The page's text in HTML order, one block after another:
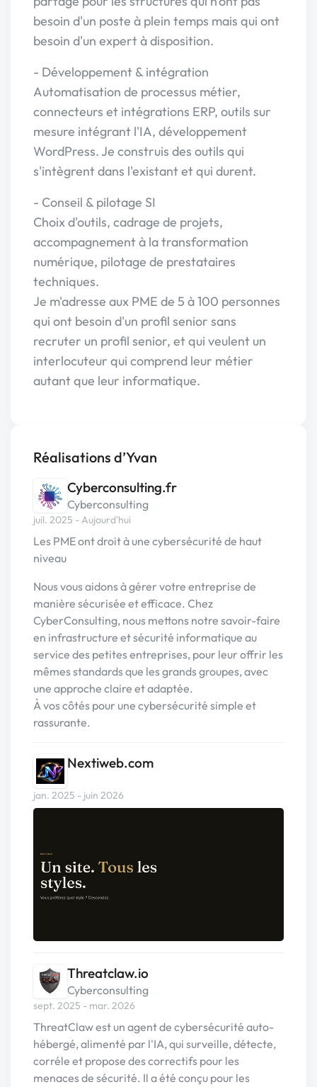
besoin d'un poste à plein temps mais qui ont
besoin d'un expert à disposition.
- Développement & intégration
Automatisation de processus métier,
connecteurs et intégrations ERP, outils sur
mesure intégrant l'IA, développement
WordPress. Je construis des outils qui
s'intègrent dans l'existant et qui durent.
- Conseil & pilotage SI
Choix d'outils, cadrage de projets,
accompagnement à la transformation
numérique, pilotage de prestataires
techniques.
Je m'adresse aux PME de 5 à 100 personnes
qui ont besoin d'un profil senior sans
recruter un profil senior, et qui veulent un
interlocuteur qui comprend leur métier
autant que leur informatique.
Réalisations d’Yvan
Cyberconsulting.fr
Cyberconsulting
juil. 2025 - Aujourd'hui
Les PME ont droit à une cybersécurité de haut
niveau
Nous vous aidons à gérer votre entreprise de
manière sécurisée et efficace. Chez
CyberConsulting, nous mettons notre savoir-faire
en infrastructure et sécurité informatique au
service des petites entreprises, pour leur offrir les
mêmes standards que les grands groupes, avec
une approche claire et adaptée.
À vos côtés pour une cybersécurité simple et
rassurante.
Nextiweb.com
jan. 2025 - juin 2026
Threatclaw.io
Cyberconsulting
sept. 2025 - mar. 2026
ThreatClaw est un agent de cybersécurité auto-
hébergé, alimenté par l'IA, qui surveille, détecte,
corréle et propose des correctifs pour les
menaces de sécurité. Il a été conçu pour les